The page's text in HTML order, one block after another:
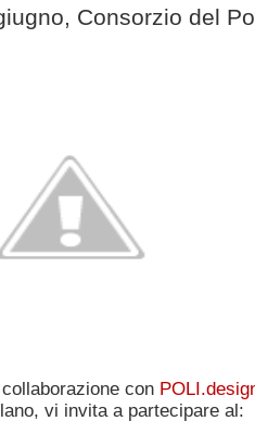
Consorzio del
con
vi invita a partecipare al: